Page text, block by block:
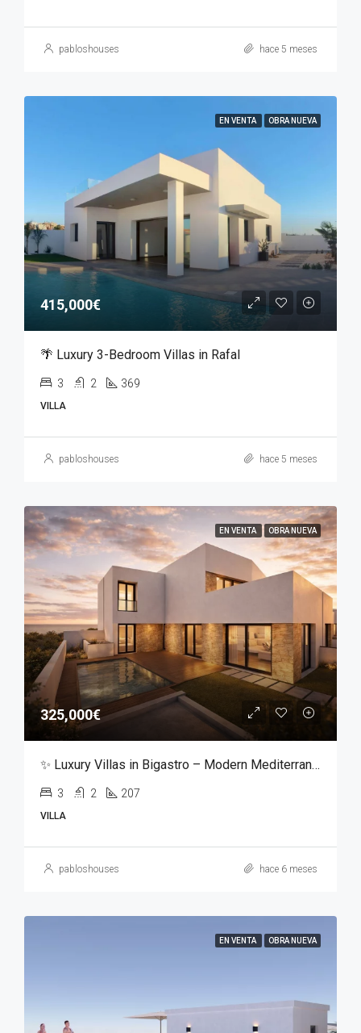
pabloshouses hace 5 meses
EN VENTA OBRA NUEVA
415,000€
🌴 Luxury 3-Bedroom Villas in Rafal
3 2 369
VILLA
pabloshouses hace 5 meses
EN VENTA OBRA NUEVA
325,000€
✨ Luxury Villas in Bigastro – Modern Mediterranean Living ✨
3 2 207
VILLA
pabloshouses hace 6 meses
EN VENTA OBRA NUEVA